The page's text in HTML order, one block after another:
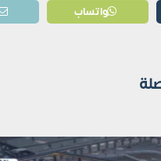
واتساب